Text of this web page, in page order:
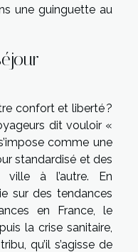
une guinguette au
confort et liberté ?
dit vouloir «
comme une
standardisé et des
ville à l’autre. En
sur des tendances
en France, le
la crise sanitaire,
qu’il s’agisse de